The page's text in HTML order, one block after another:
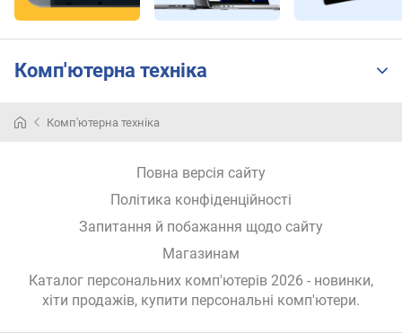
)
е
C
h
R
Комп'ютерна техніка
Комп'ютерна техніка
Повна версія сайту
Політика конфіденційності
Запитання й побажання щодо сайту
Магазинам
Каталог персональних комп'ютерів 2026 - новинки,
хіти продажів, купити персональні комп'ютери.